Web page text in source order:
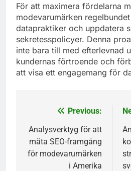
För att maximera fördelarna
modevarumärken
datapraktiker och uppdatera
sekretesspolicyer. Denna
inte bara till med efterlevnad
kundernas förtroende och
att visa ett engagemang för
navigation
Previous:
Analysverktyg för att
mäta SEO-framgång
för modevarumärken
i Amerika